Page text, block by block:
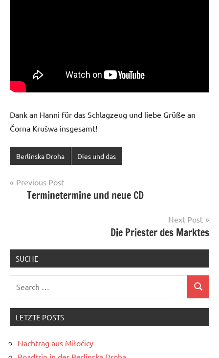
Dank an Hanni für das Schlagzeug und liebe Grüße an
Čorna Krušwa insgesamt!
Berlinska Droha Dies und das
Post
navigation
Previous Post
Terminetermine und neue CD
Next Post
Die Priester des Marktes
SUCHE
Search
LETZTE POSTS
Nachtrag aus Miłoćicy